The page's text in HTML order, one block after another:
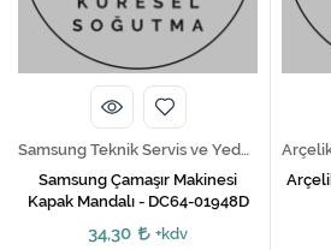
Samsung Teknik Servis ve Yedek Parça Hizmetleri
Samsung Çamaşır Makinesi
Kapak Mandalı - DC64-01948D
34,30 +kdv